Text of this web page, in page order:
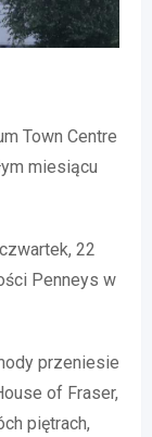
Town Centre
miesiącu
22
Penneys w
przeniesie
of Fraser,
piętrach,